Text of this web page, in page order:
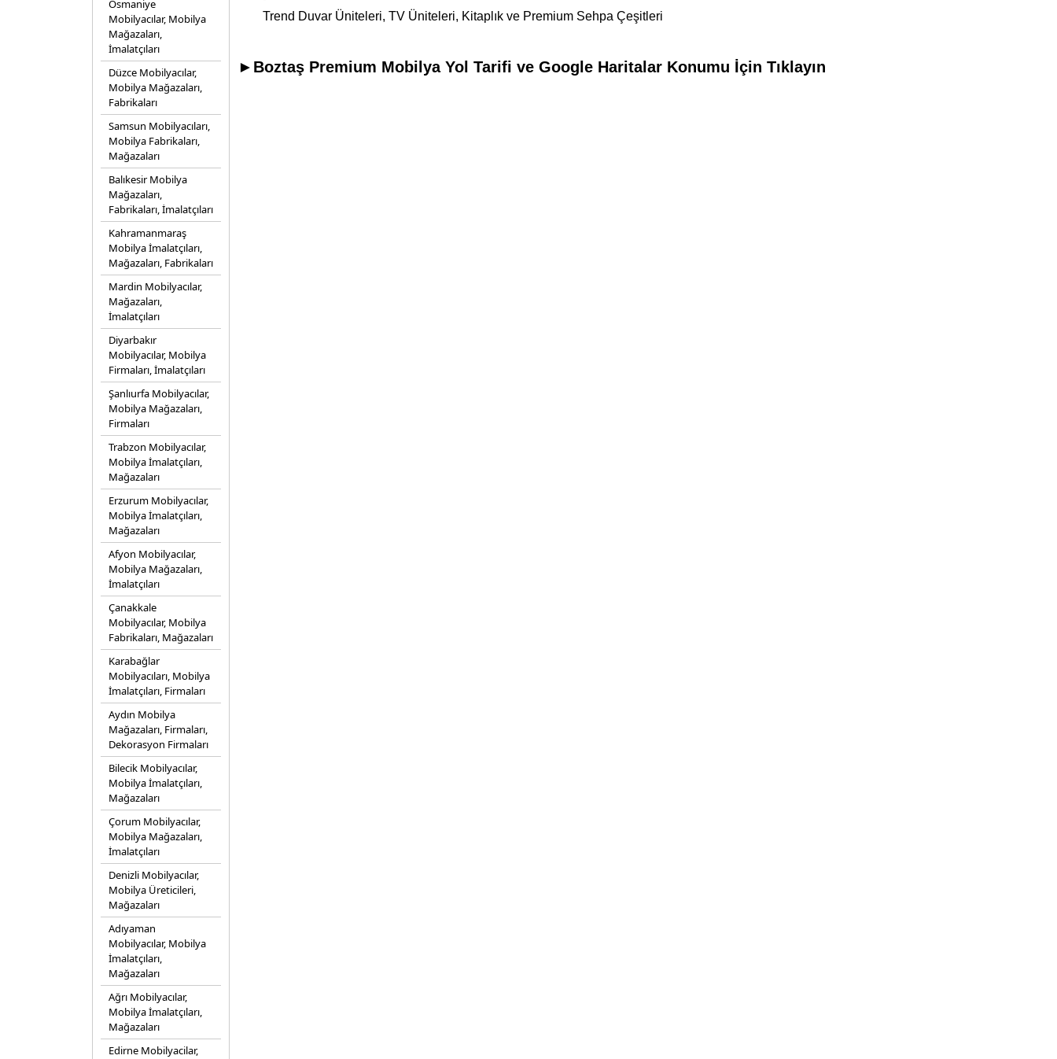
Osmaniye
Mobilyacılar, Mobilya
Mağazaları,
İmalatçıları
Düzce Mobilyacılar,
Mobilya Mağazaları,
Fabrikaları
Samsun Mobilyacıları,
Mobilya Fabrikaları,
Mağazaları
Balıkesir Mobilya
Mağazaları,
Fabrikaları, İmalatçıları
Kahramanmaraş
Mobilya İmalatçıları,
Mağazaları, Fabrikaları
Mardin Mobilyacılar,
Mağazaları,
İmalatçıları
Diyarbakır
Mobilyacılar, Mobilya
Firmaları, İmalatçıları
Şanlıurfa Mobilyacılar,
Mobilya Mağazaları,
Firmaları
Trabzon Mobilyacılar,
Mobilya İmalatçıları,
Mağazaları
Erzurum Mobilyacılar,
Mobilya İmalatçıları,
Mağazaları
Afyon Mobilyacılar,
Mobilya Mağazaları,
İmalatçıları
Çanakkale
Mobilyacılar, Mobilya
Fabrikaları, Mağazaları
Karabağlar
Mobilyacıları, Mobilya
İmalatçıları, Firmaları
Aydın Mobilya
Mağazaları, Firmaları,
Dekorasyon Firmaları
Bilecik Mobilyacılar,
Mobilya İmalatçıları,
Mağazaları
Çorum Mobilyacılar,
Mobilya Mağazaları,
İmalatçıları
Denizli Mobilyacılar,
Mobilya Üreticileri,
Mağazaları
Adıyaman
Mobilyacılar, Mobilya
İmalatçıları,
Mağazaları
Ağrı Mobilyacılar,
Mobilya İmalatçıları,
Mağazaları
Edirne Mobilyacilar,
Trend Duvar Üniteleri, TV Üniteleri, Kitaplık ve Premium Sehpa Çeşitleri
►Boztaş Premium Mobilya Yol Tarifi ve Google Haritalar Konumu İçin Tıklayın